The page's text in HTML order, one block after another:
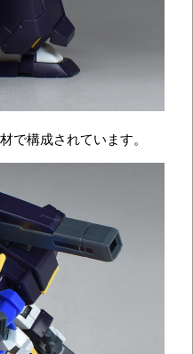
で構成されています。